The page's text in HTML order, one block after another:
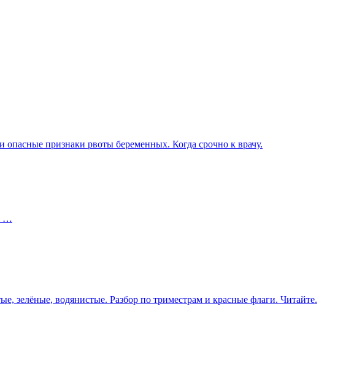
опасные признаки рвоты беременных. Когда срочно к врачу.
…
зелёные, водянистые. Разбор по триместрам и красные флаги. Читайте.